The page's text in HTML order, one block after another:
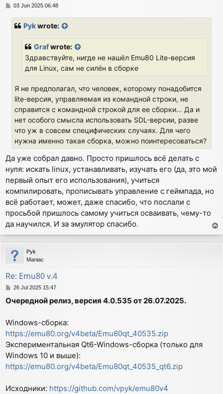
P03 Jun 2025 06:48
Pykwrote:
Grafwrote:
Здравствуйте, нигде не нашёл Emu80 Lite-версия
для Linux, сам не силён в сборке
Я не предполагал, что человек, которому понадобится
lite-версия, управляемая из командной строки, не
справится с командной строкой для ее сборки... Да и
нет особого смысла использовать SDL-версии, разве
что уж в совсем специфических случаях. Для чего
нужна именно такая сборка, можно поинтересоваться?
Да уже собрал давно. Просто пришлось всё делать с
нуля: искать linux, устанавливать, изучать его (да, это мой
первый опыт его использования), учиться
компилировать, прописывать управление с геймпада, но
всё работает, может, даже спасибо, что послали с
просьбой пришлось самому учиться осваивать, чему-то
да научился. И за эмулятор спасибо.
o
p
Pyk
Maniac
Re: Emu80 v.4
P
s
26 Jul 2025 15:47
Очередной релиз, версия 4.0.535 от 26.07.2025.
Windows-сборка:
https://emu80.org/v4beta/Emu80qt_40535.zip
Экспериментальная Qt6-Windows-сборка (только для
Windows 10 и выше):
https://emu80.org/v4beta/Emu80qt_40535_qt6.zip
Исходники: https://github.com/vpyk/emu80v4